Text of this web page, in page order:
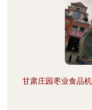
甘肃庄园枣业食品